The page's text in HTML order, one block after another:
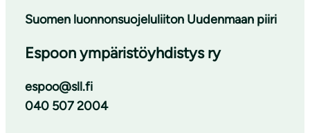
Suomen luonnonsuojeluliiton Uudenmaan piiri
Espoon ympäristöyhdistys ry
espoo@sll.fi
040 507 2004